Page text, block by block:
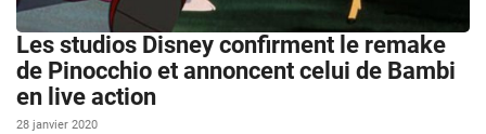
Les studios Disney confirment le remake
de Pinocchio et annoncent celui de Bambi
en live action
28 janvier 2020